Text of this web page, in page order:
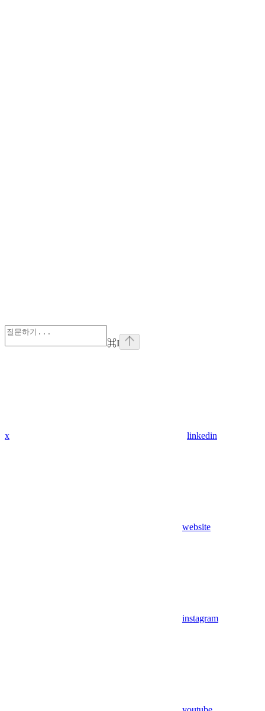
⌘I
x linkedin
website
instagram